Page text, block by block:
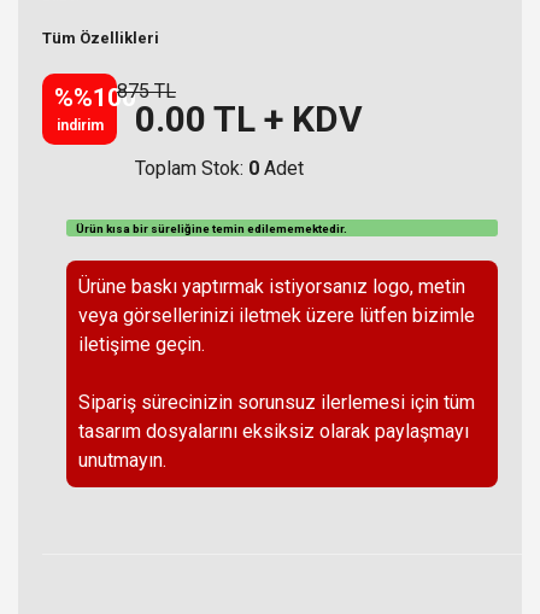
Tüm Özellikleri
%%100
indirim
875 TL
0.00 TL + KDV
Toplam Stok: 0 Adet
Ürün kısa bir süreliğine temin edilememektedir.
Ürüne baskı yaptırmak istiyorsanız logo, metin
veya görsellerinizi iletmek üzere lütfen bizimle
iletişime geçin.
Sipariş sürecinizin sorunsuz ilerlemesi için tüm
tasarım dosyalarını eksiksiz olarak paylaşmayı
unutmayın.